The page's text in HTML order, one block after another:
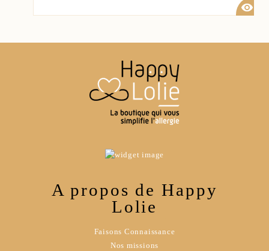
visibility
A propos de Happy
Lolie
Faisons Connaissance
Nos missions